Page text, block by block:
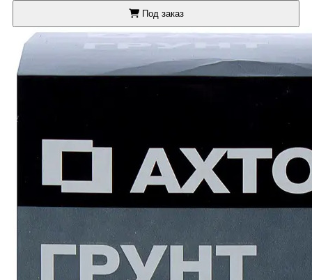
Под заказ